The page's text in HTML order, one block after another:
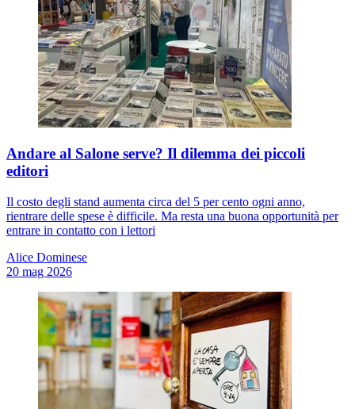
Andare al Salone serve? Il dilemma dei piccoli
editori
Il costo degli stand aumenta circa del 5 per cento ogni anno,
rientrare delle spese è difficile. Ma resta una buona opportunità per
entrare in contatto con i lettori
Alice Dominese
20 mag 2026